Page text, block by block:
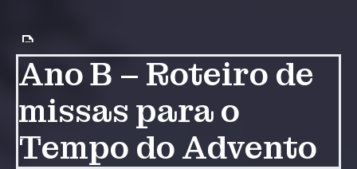
Ano B – Roteiro de
missas para o
Tempo do Advento